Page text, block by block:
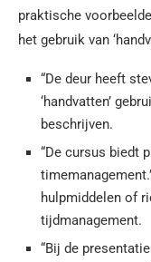
praktische
het gebruik van
“De deur heeft
‘handvatten’
beschrijven.
“De cursus biedt
hulpmiddelen of
tijdmanagement.
“Bij de